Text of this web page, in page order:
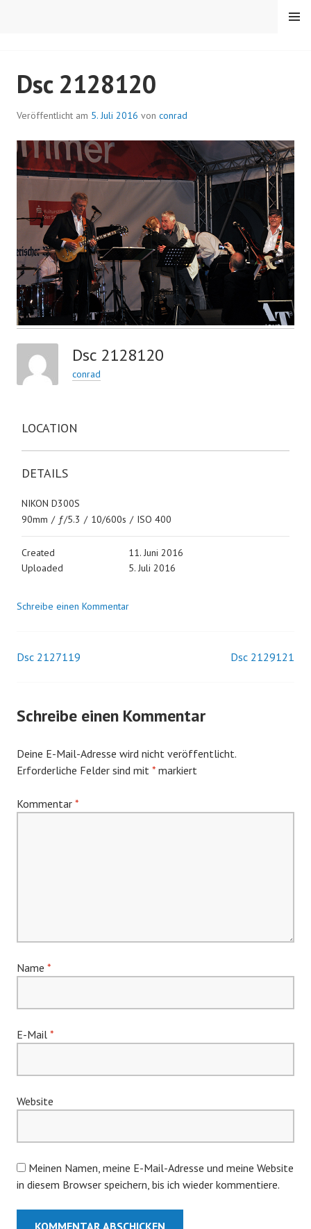
MENÜ
Dsc 2128120
Veröffentlicht am 5. Juli 2016 von conrad
Dsc 2128120
conrad
LOCATION
DETAILS
NIKON D300S
90mm / ƒ/5.3 / 10/600s / ISO 400
Created
11. Juni 2016
Uploaded
5. Juli 2016
Schreibe einen Kommentar
Beitrags-
Dsc 2127119 Dsc 2129121
Schreibe einen Kommentar
Deine E-Mail-Adresse wird nicht veröffentlicht.
Erforderliche Felder sind mit * markiert
Kommentar *
Name *
E-Mail *
Website
Meinen Namen, meine E-Mail-Adresse und meine Website
in diesem Browser speichern, bis ich wieder kommentiere.